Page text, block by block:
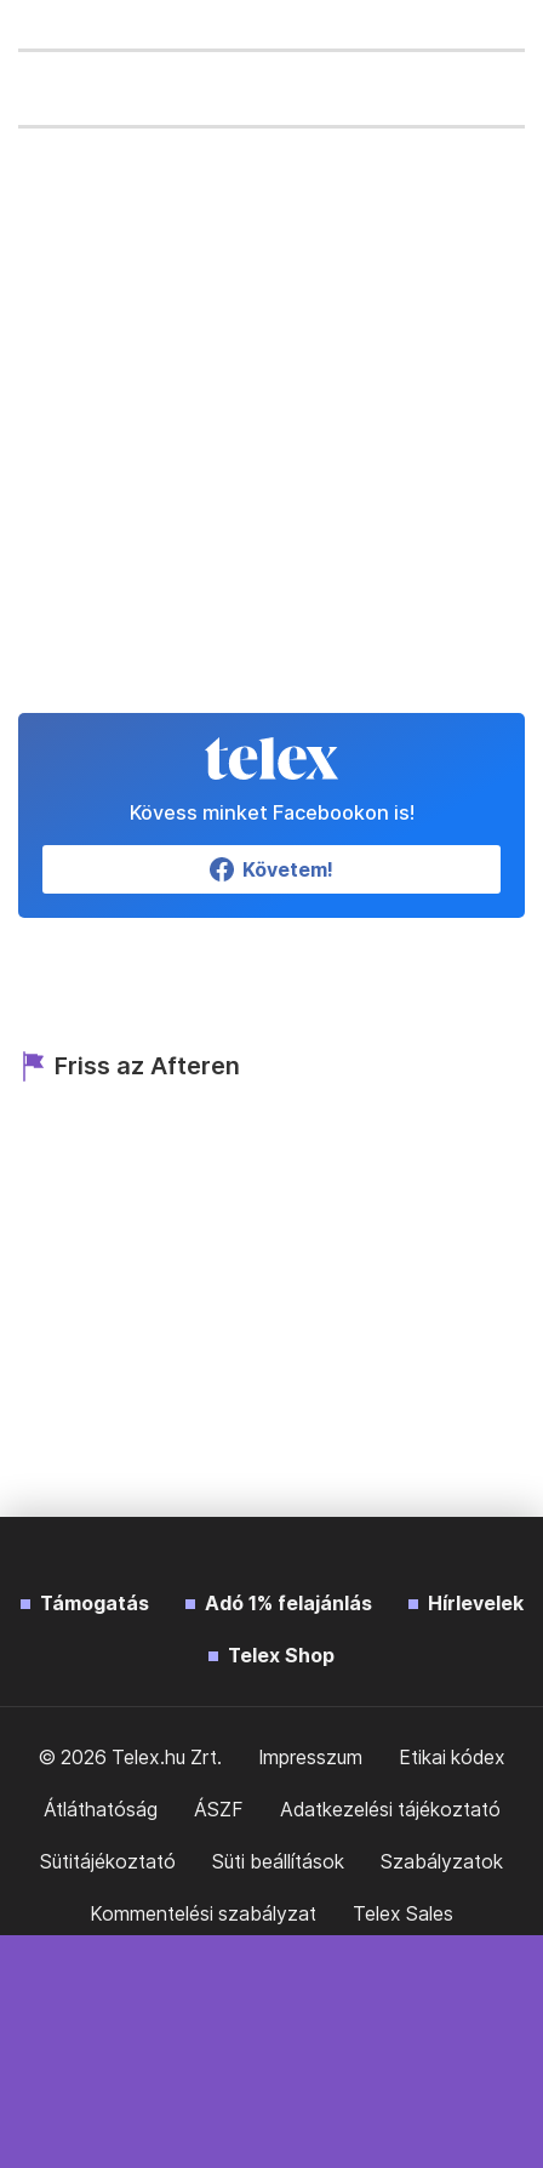
Kövess minket Facebookon is!
Követem!
Friss az Afteren
Támogatás Adó 1% felajánlás Hírlevelek
Telex Shop
© 2026 Telex.hu Zrt. Impresszum Etikai kódex
Átláthatóság ÁSZF Adatkezelési tájékoztató
Sütitájékoztató Süti beállítások Szabályzatok
Kommentelési szabályzat Telex Sales